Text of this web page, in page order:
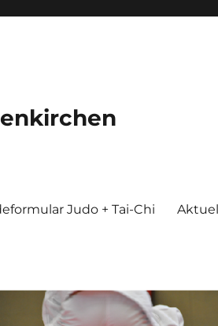
Judo + Tai-Chi